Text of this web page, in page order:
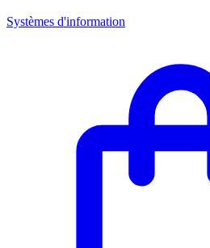
Systèmes d'information